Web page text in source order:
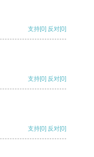
支持[0] 反对[0]
支持[0] 反对[0]
支持[0] 反对[0]